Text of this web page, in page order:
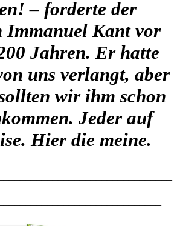
– forderte der
Immanuel Kant vor
Jahren. Er hatte
uns verlangt, aber
wir ihm schon
Jeder auf
Hier die meine.